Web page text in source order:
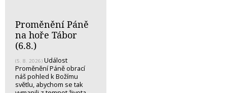
Proměnění Páně
na hoře Tábor
(6.8.)
(5. 8. 2026) Událost
Proměnění Páně obrací
náš pohled k Božímu
světlu, abychom se tak